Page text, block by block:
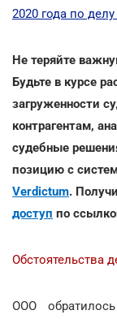
2020 года по
Не теряйте
Будьте в курсе
загруженности
контрагентам,
судебные
позицию с
Verdictum.
доступ по
Обстоятельства
ООО